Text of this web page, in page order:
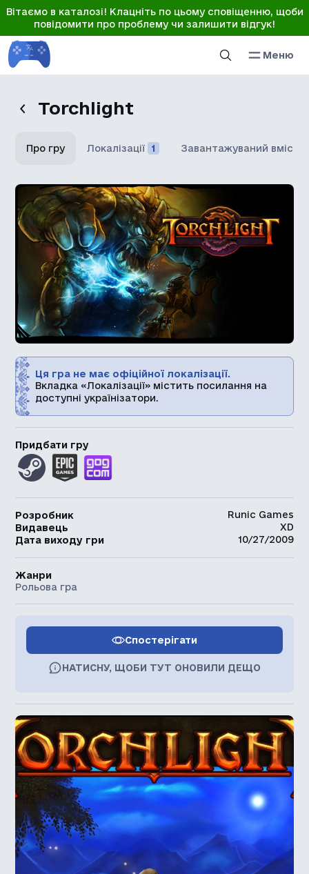
Вітаємо в каталозі! Клацніть по цьому сповіщенню, щоби
повідомити про проблему чи залишити відгук!
Меню
Torchlight
Про гру Локалізації 1 Завантажуваний вміст
Ця гра не має офіційної локалізації.
Вкладка «Локалізації» містить посилання на
доступні українізатори.
Придбати гру
Розробник
Runic Games
Видавець
XD
Дата виходу гри
10/27/2009
Жанри
Рольова гра
Спостерігати
НАТИСНУ, ЩОБИ ТУТ ОНОВИЛИ ДЕЩО